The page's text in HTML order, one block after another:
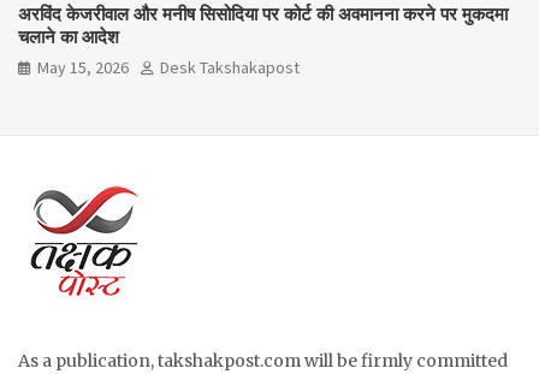
अरविंद केजरीवाल और मनीष सिसोदिया पर कोर्ट की अवमानना करने पर मुकदमा
चलाने का आदेश
May 15, 2026 Desk Takshakapost
As a publication, takshakpost.com will be firmly committed